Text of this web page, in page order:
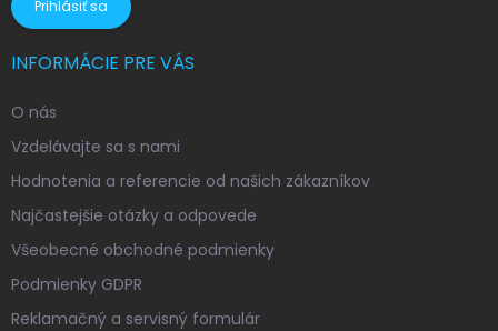
Prihlásiť sa
INFORMÁCIE PRE VÁS
O nás
Vzdelávajte sa s nami
Hodnotenia a referencie od našich zákazníkov
Najčastejšie otázky a odpovede
Všeobecné obchodné podmienky
Podmienky GDPR
Reklamačný a servisný formulár